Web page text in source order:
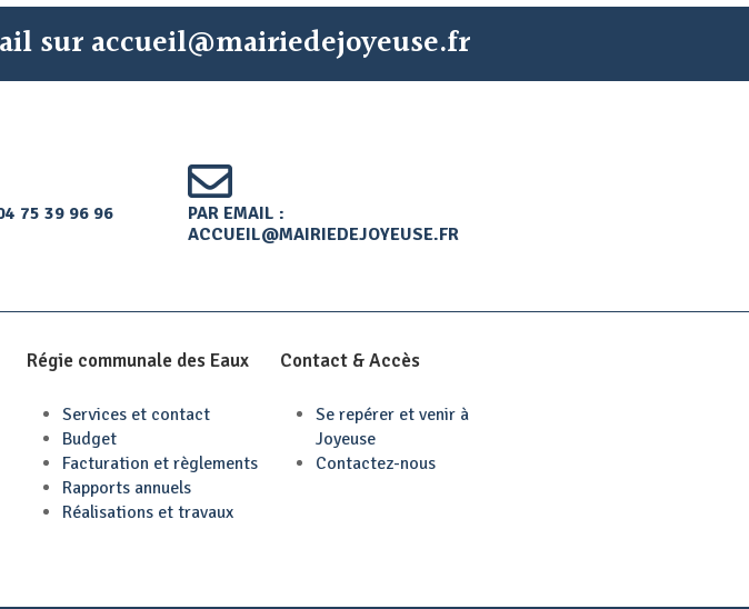
sur accueil@mairiedejoyeuse.fr
75 39 96 96
PAR EMAIL :
ACCUEIL@MAIRIEDEJOYEUSE.FR
Régie communale des Eaux
Services et contact
Budget
Facturation et règlements
Rapports annuels
Réalisations et travaux
Contact & Accès
Se repérer et venir à
Joyeuse
Contactez-nous